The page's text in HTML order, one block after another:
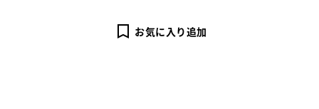
お気に入り追加